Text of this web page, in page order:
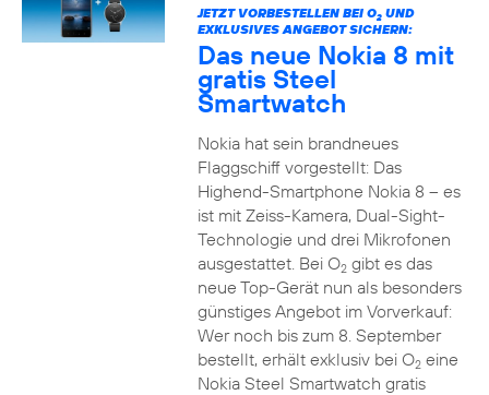
JETZT VORBESTELLEN BEI O2UND
EXKLUSIVES ANGEBOT SICHERN:
Das neue Nokia 8 mit
gratis Steel
Smartwatch
Nokia hat sein brandneues
Flaggschiff vorgestellt: Das
Highend-Smartphone Nokia 8 – es
ist mit Zeiss-Kamera, Dual-Sight-
Technologie und drei Mikrofonen
ausgestattet. Bei O2gibt es das
neue Top-Gerät nun als besonders
günstiges Angebot im Vorverkauf:
Wer noch bis zum 8. September
bestellt, erhält exklusiv bei O2eine
Nokia Steel Smartwatch gratis